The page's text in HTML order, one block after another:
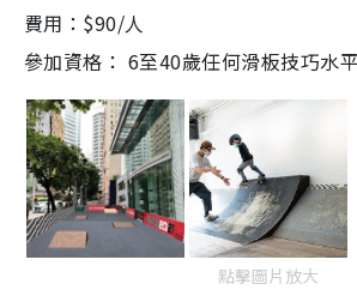
費用：$90/人
參加資格： 6至40歲任何滑板技巧水
點擊圖片放大